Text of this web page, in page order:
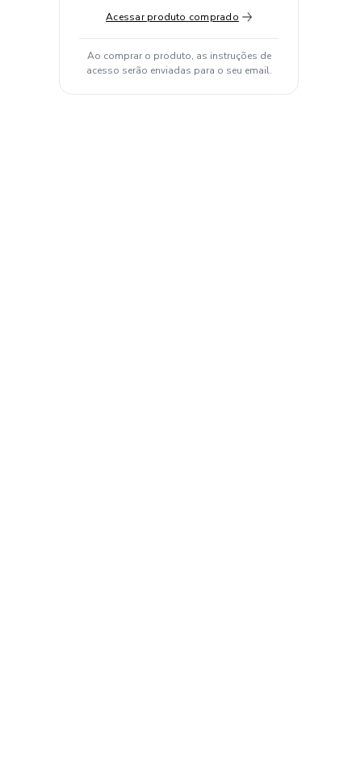
Acessar produto comprado
Ao comprar o produto, as instruções de
acesso serão enviadas para o seu email.